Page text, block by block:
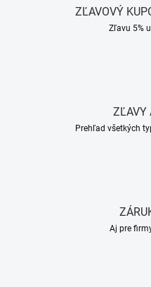
ZĽAVOVÝ
Zľavu 5%
ZĽAVY
Prehľad všetkých
Aj pre